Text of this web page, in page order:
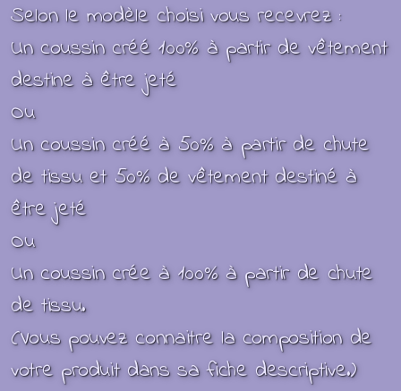
Selon le modèle choisi vous recevrez :
Un coussin créé 100% à partir de vêtement
destine à être jeté
Ou
Un coussin créé à 50% à partir de chute
de tissu et 50% de vêtement destiné à
être jeté
Ou
Un coussin crée à 100% à partir de chute
de tissu.
(Vous pouvez connaitre la composition de
votre produit dans sa fiche descriptive.)